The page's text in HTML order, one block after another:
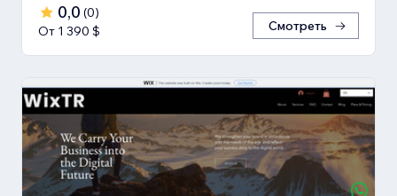
0,0 (0)
От 1 390 $
Смотреть